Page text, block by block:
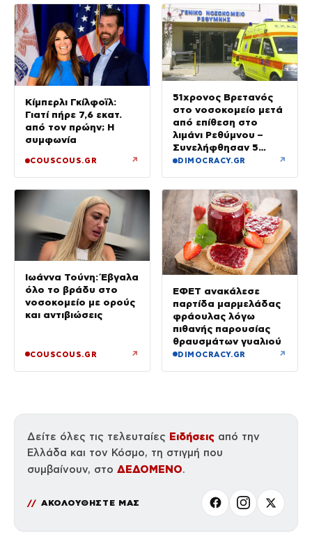
Κίμπερλι Γκίλφοϊλ:
Γιατί πήρε 7,6 εκατ.
από τον πρώην; Η
συμφωνία
COUSCOUS.GR ↗
51χρονος Βρετανός
στο νοσοκομείο μετά
από επίθεση στο
λιμάνι Ρεθύμνου –
Συνελήφθησαν 5
άτομα
DIMOCRACY.GR ↗
Ιωάννα Τούνη: Έβγαλα
όλο το βράδυ στο
νοσοκομείο με ορούς
και αντιβιώσεις
COUSCOUS.GR ↗
ΕΦΕΤ ανακάλεσε
παρτίδα μαρμελάδας
φράουλας λόγω
πιθανής παρουσίας
θραυσμάτων γυαλιού
DIMOCRACY.GR ↗
Δείτε όλες τις τελευταίες Ειδήσεις από την
Ελλάδα και τον Κόσμο, τη στιγμή που
συμβαίνουν, στο ΔΕΔΟΜΕΝΟ.
ΑΚΟΛΟΥΘΗΣΤΕ ΜΑΣ